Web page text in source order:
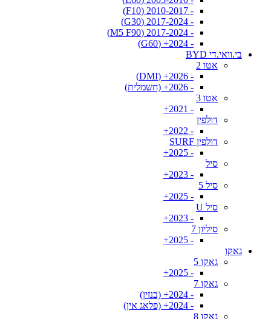
- 2010-2017 (F10)
- 2017-2024 (G30)
- 2017-2024 (M5 F90)
- 2024+ (G60)
בי.וואי.די BYD
אטו 2
- 2026+ (DMI)
- 2026+ (חשמלית)
אטו 3
- 2021+
דולפין
- 2022+
דולפין SURF
- 2025+
סיל
- 2023+
סיל 5
- 2025+
סיל U
- 2023+
סיליון 7
- 2025+
גאקו
גאקו 5
- 2025+
גאקו 7
- 2024+ (בנזין)
- 2024+ (פלאג אין)
גאקו 8